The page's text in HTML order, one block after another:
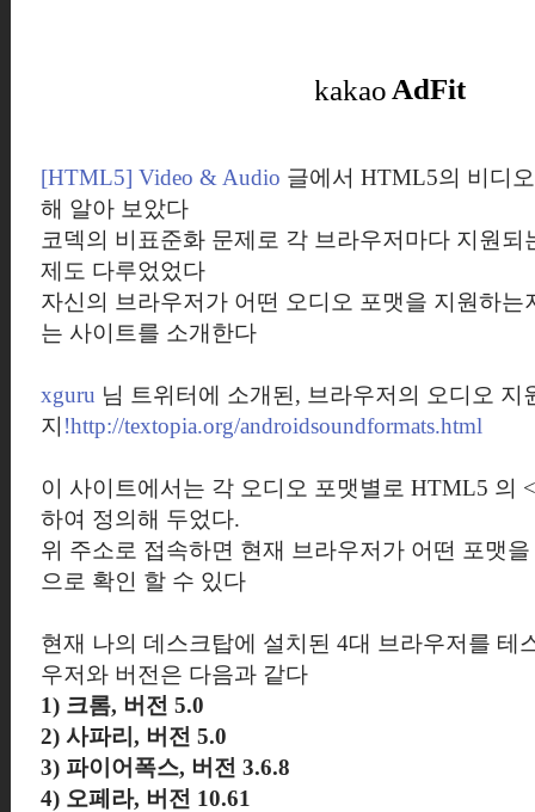
[HTML5] Video & Audio 글에서 HTML5의 비디
해 알아 보았다
코덱의 비표준화 문제로 각 브라우저마다 지원되
제도 다루었었다
자신의 브라우저가 어떤 오디오 포맷을 지원하는
는 사이트를 소개한다
xguru 님 트위터에 소개된, 브라우저의 오디오 지
지 !http://textopia.org/androidsoundformats.html
이 사이트에서는 각 오디오 포맷별로 HTML5 의
하여 정의해 두었다.
위 주소로 접속하면 현재 브라우저가 어떤 포맷
으로 확인 할 수 있다
현재 나의 데스크탑에 설치된 4대 브라우저를 테
우저와 버전은 다음과 같다
1) 크롬, 버전 5.0
2) 사파리, 버전 5.0
3) 파이어폭스, 버전 3.6.8
4) 오페라, 버전 10.61